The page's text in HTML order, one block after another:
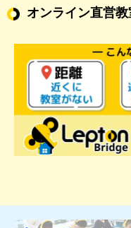
オンライン直営教